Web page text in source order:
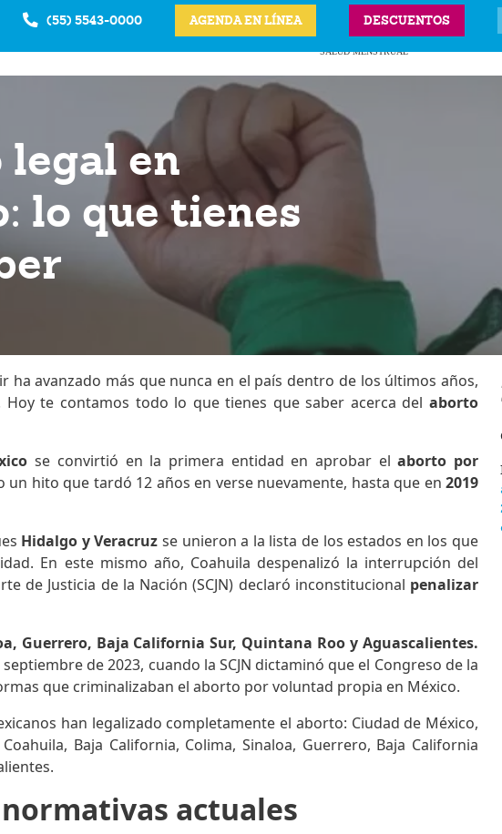
(55) 5543-0000 AGENDA EN LÍNEA DESCUENTOS
ANTICONCEPTIVOS
ITS
VPH
SALUD MENSTRUAL
PRECIOS Y
en
lo que tienes
ha avanzado más que nunca en el país dentro de los últimos años,
Hoy te contamos todo lo que tienes que saber acerca del aborto
se convirtió en la primera entidad en aprobar elaborto por
un hito que tardó 12 años en verse nuevamente, hasta que en2019
Hidalgo y Veracruzse unieron a la lista de los estados en los que
En este mismo año, Coahuila despenalizó la interrupción del
de Justicia de la Nación (SCJN) declaró inconstitucional penalizar
Guerrero, Baja California Sur, Quintana Roo y Aguascalientes.
de 2023, cuando la SCJN dictaminó que el Congreso de la
que criminalizaban el aborto por voluntad propia en México.
han legalizado completamente el aborto: Ciudad de México,
Baja California, Colima, Sinaloa, Guerrero, Baja California
actuales